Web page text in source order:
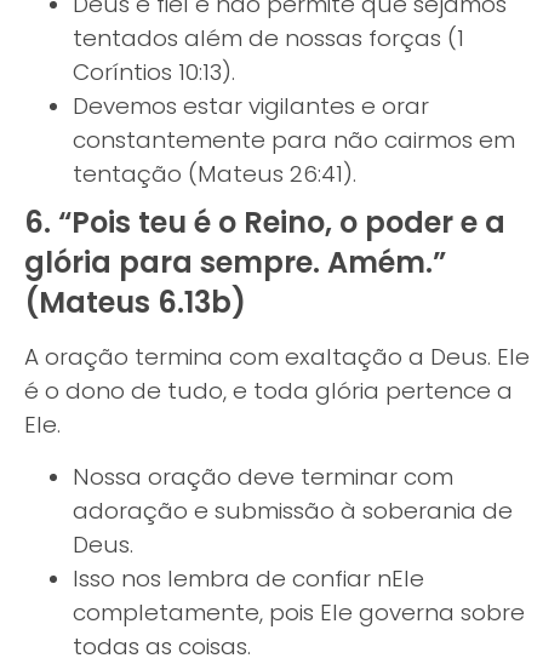
tentados além de nossas forças (1
Coríntios 10:13).
Devemos estar vigilantes e orar
constantemente para não cairmos em
tentação (Mateus 26:41).
6. “Pois teu é o Reino, o poder e a
glória para sempre. Amém.”
(Mateus 6.13b)
A oração termina com exaltação a Deus. Ele
é o dono de tudo, e toda glória pertence a
Ele.
Nossa oração deve terminar com
adoração e submissão à soberania de
Deus.
Isso nos lembra de confiar nEle
completamente, pois Ele governa sobre
todas as coisas.